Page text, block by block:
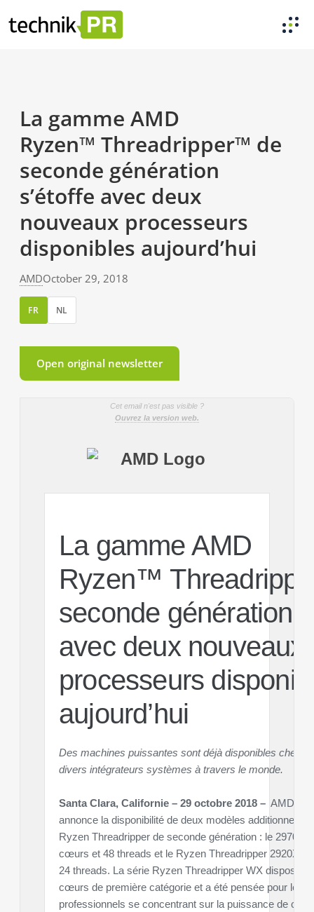
La gamme AMD
Ryzen™ Threadripper™ de
seconde génération
s’étoffe avec deux
nouveaux processeurs
disponibles aujourd’hui
AMDOctober 29, 2018
FR NL
Open original newsletter